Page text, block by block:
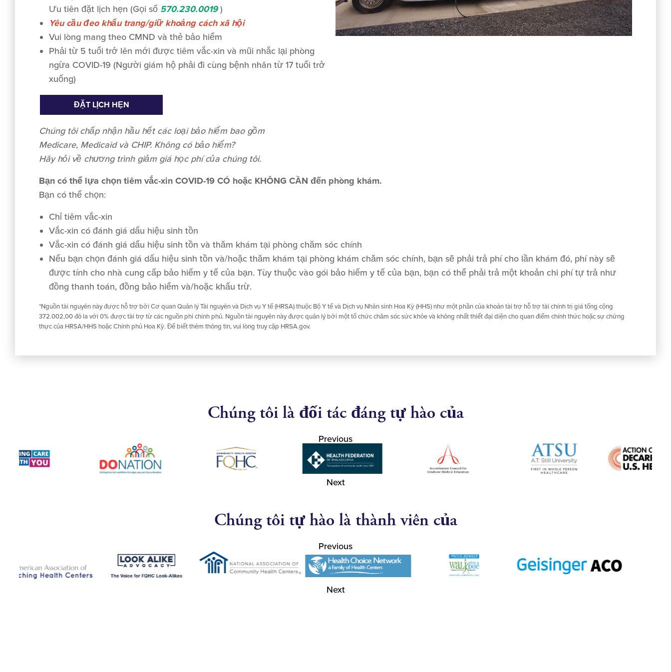
Ưu tiên đặt lịch hẹn (Gọi số 570.230.0019)
Yêu cầu đeo khẩu trang/giữ khoảng cách xã hội
Vui lòng mang theo CMND và thẻ bảo hiểm
Phải từ 5 tuổi trở lên mới được tiêm vắc-xin và mũi nhắc lại phòng
ngừa COVID-19 (Người giám hộ phải đi cùng bệnh nhân từ 17 tuổi trở
xuống)
ĐẶT LỊCH HẸN
Chúng tôi chấp nhận hầu hết các loại bảo hiểm bao gồm
Medicare, Medicaid và CHIP. Không có bảo hiểm?
Hãy hỏi về chương trình giảm giá học phí của chúng tôi.
Bạn có thể lựa chọn tiêm vắc-xin COVID-19 CÓ hoặc KHÔNG CẦN đến phòng khám.
Bạn có thể chọn:
Chỉ tiêm vắc-xin
Vắc-xin có đánh giá dấu hiệu sinh tồn
Vắc-xin có đánh giá dấu hiệu sinh tồn và thăm khám tại phòng chăm sóc chính
Nếu bạn chọn đánh giá dấu hiệu sinh tồn và/hoặc thăm khám tại phòng khám chăm sóc chính, bạn sẽ phải trả phí cho lần khám đó, phí này sẽ
được tính cho nhà cung cấp bảo hiểm y tế của bạn. Tùy thuộc vào gói bảo hiểm y tế của bạn, bạn có thể phải trả một khoản chi phí tự trả như
đồng thanh toán, đồng bảo hiểm và/hoặc khấu trừ.
*Nguồn tài nguyên này được hỗ trợ bởi Cơ quan Quản lý Tài nguyên và Dịch vụ Y tế (HRSA) thuộc Bộ Y tế và Dịch vụ Nhân sinh Hoa Kỳ (HHS) như một phần của khoản tài trợ hỗ trợ tài chính trị giá tổng cộng
372.002,00 đô la với 0% được tài trợ từ các nguồn phi chính phủ. Nguồn tài nguyên này được quản lý bởi một tổ chức chăm sóc sức khỏe và không nhất thiết đại diện cho quan điểm chính thức hoặc sự chứng
thực của HRSA/HHS hoặc Chính phủ Hoa Kỳ. Để biết thêm thông tin, vui lòng truy cập HRSA.gov.
Chúng tôi là đối tác đáng tự hào của
Previous
Next
Chúng tôi tự hào là thành viên của
Previous
Next